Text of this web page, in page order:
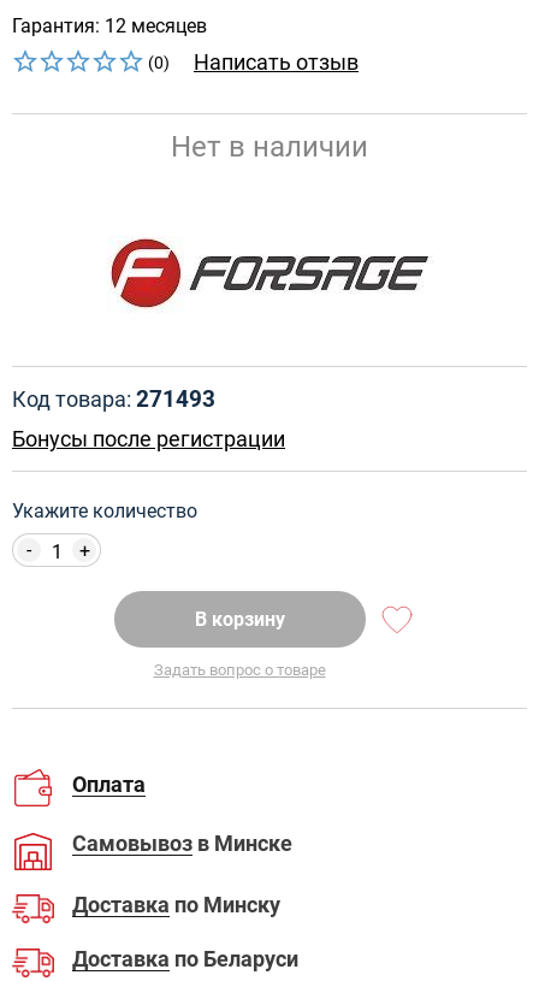
Гарантия: 12 месяцев
(0) Написать отзыв
Нет в наличии
Код товара: 271493
Бонусы после регистрации
Укажите количество
+
-
В корзину
Задать вопрос о товаре
Оплата
Самовывоз в Минске
Доставка по Минску
Доставка по Беларуси